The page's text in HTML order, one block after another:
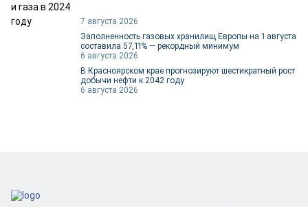
7 августа 2026
Заполненность газовых хранилищ Европы на 1 августа
составила 57,11% — рекордный минимум
6 августа 2026
В Красноярском крае прогнозируют шестикратный рост
добычи нефти к 2042 году
6 августа 2026